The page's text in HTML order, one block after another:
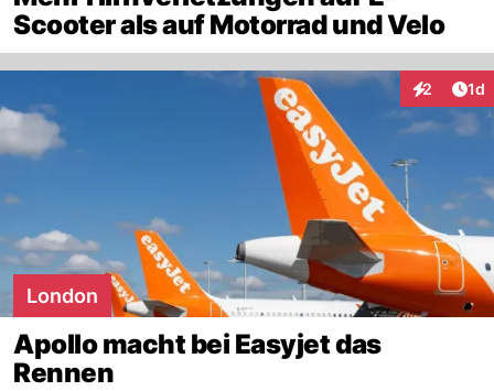
Scooter als auf Motorrad und Velo
2 1d
London
Apollo macht bei Easyjet das
Rennen